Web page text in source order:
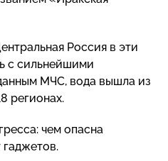
Россия в эти
с сильнейшими
МЧС, вода вышла из
регионах.
чем опасна
гаджетов.